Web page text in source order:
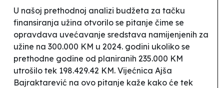
U našoj prethodnoj analizi budžeta za tačku
finansiranja užina otvorilo se pitanje čime se
opravdava uvećavanje sredstava namijenjenih za
užine na 300.000 KM u 2024. godini ukoliko se
prethodne godine od planiranih 235.000 KM
utrošilo tek 198.429.42 KM. Vijećnica Ajša
Bajraktarević na ovo pitanje kaže kako će tek